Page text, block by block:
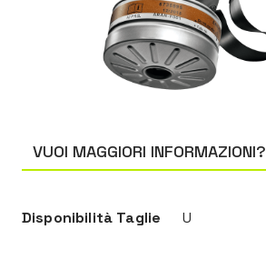
VUOI MAGGIORI INFORMAZIONI?
Disponibilità Taglie U